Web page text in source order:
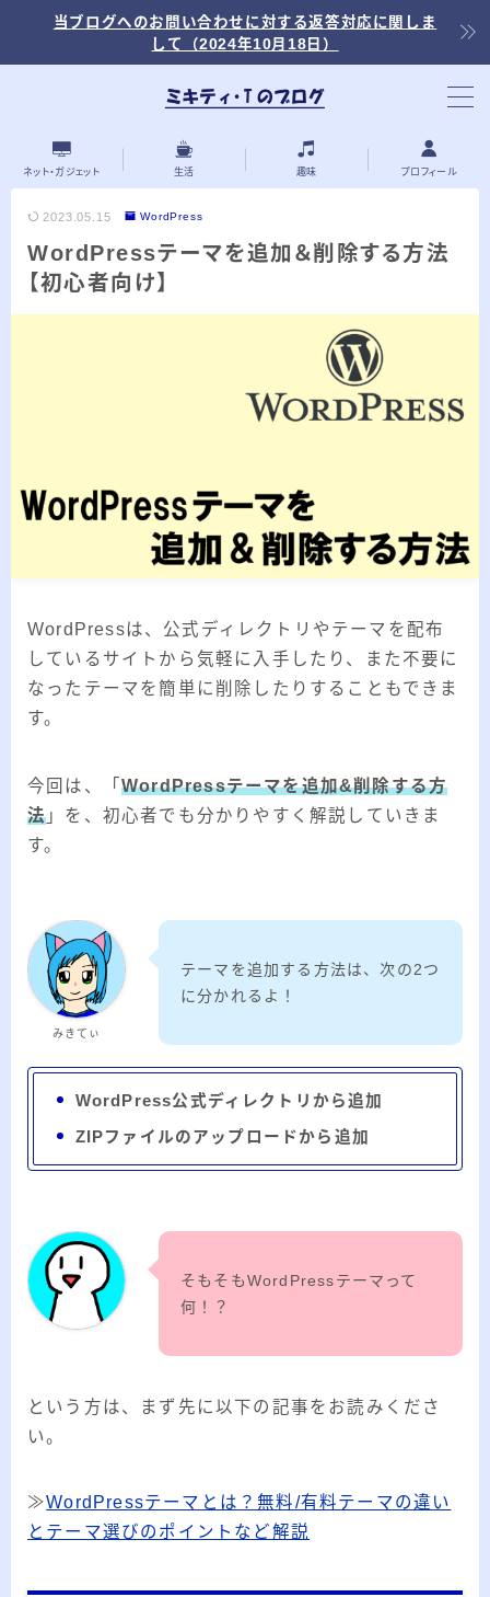
当ブログへのお問い合わせに対する返答対応に関しま
して（2024年10月18日）
最近の投稿
「浅羽ビオトープ」で野鳥観察 ～2026年
「秋ヶ瀬公園」春の野鳥観察 ～2026年3
「見沼自然公園」で野鳥観察 ～2026年3
月～
2026.03.02
「さくら草公園」草焼き後の野鳥観察 ～
2026年の「川島町の白鳥」初撮り
カテゴリー
ア
ー
ブ
や生活関連、趣味の1つである観賞魚などの記事
を書いています。
ネット・ガジェット 生活 趣味 プロフィール
2023.05.15 WordPress
WordPressテーマを追加＆削除する方法
【初心者向け】
WordPressは、公式ディレクトリやテーマを配布
しているサイトから気軽に入手したり、また不要に
なったテーマを簡単に削除したりすることもできま
す。
今回は、「 WordPressテーマを追加&削除する方
法 」を、初心者でも分かりやすく解説していきま
す。
みきてぃ
テーマを追加する方法は、次の2つ
に分かれるよ！
WordPress公式ディレクトリから追加
ZIPファイルのアップロードから追加
そもそもWordPressテーマって
何！？
という方は、まず先に以下の記事をお読みくださ
い。
≫WordPressテーマとは？無料/有料テーマの違い
とテーマ選びのポイントなど解説